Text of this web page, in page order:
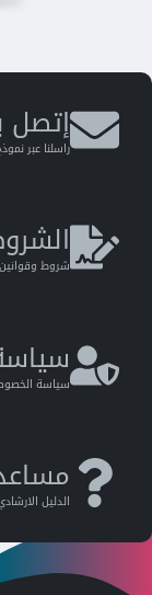
إتصل
راسلنا عبر
شروط
سياسة
الدليل